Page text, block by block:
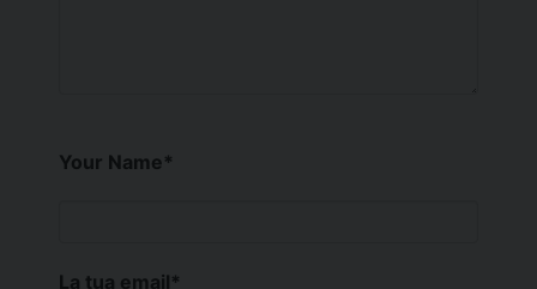
Your Name*
La tua email*